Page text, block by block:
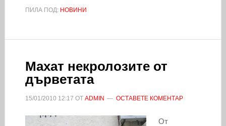
ПИЛА ПОД: НОВИНИ
Махат некролозите от
дърветата
15/01/2010 12:17 ОТ ADMIN ОСТАВЕТЕ КОМЕНТАР
От